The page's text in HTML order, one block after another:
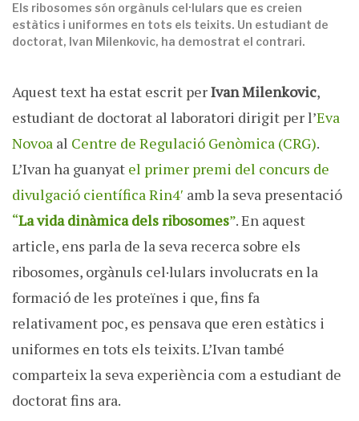
Els ribosomes són orgànuls cel·lulars que es creien
estàtics i uniformes en tots els teixits. Un estudiant de
doctorat, Ivan Milenkovic, ha demostrat el contrari.
Aquest text ha estat escrit perIvan Milenkovic,
estudiant de doctorat al laboratori dirigit per l’Eva
Novoa al Centre de Regulació Genòmica (CRG).
L’Ivan ha guanyat el primer premi del concurs de
divulgació científica Rin4′ amb la seva presentació
“La vida dinàmica dels ribosomes”. En aquest
article, ens parla de la seva recerca sobre els
ribosomes, orgànuls cel·lulars involucrats en la
formació de les proteïnes i que, fins fa
relativament poc, es pensava que eren estàtics i
uniformes en tots els teixits. L’Ivan també
comparteix la seva experiència com a estudiant de
doctorat fins ara.